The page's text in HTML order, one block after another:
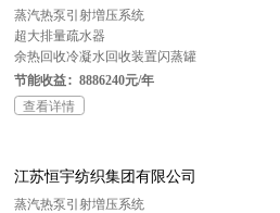
蒸汽热泵引射増压系统
超大排量疏水器
余热回收冷凝水回收装置闪蒸罐
节能收益：8886240元/年
查看详情
江苏恒宇纺织集团有限公司
蒸汽热泵引射増压系统